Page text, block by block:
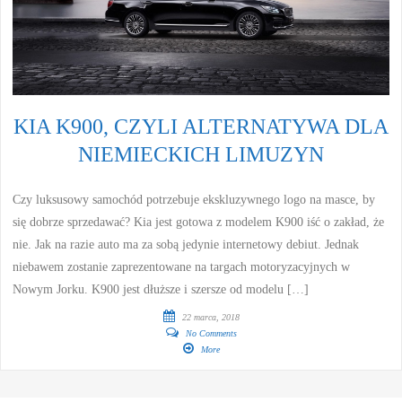
KIA K900, CZYLI ALTERNATYWA DLA
NIEMIECKICH LIMUZYN
Czy luksusowy samochód potrzebuje ekskluzywnego logo na masce, by
się dobrze sprzedawać? Kia jest gotowa z modelem K900 iść o zakład, że
nie. Jak na razie auto ma za sobą jedynie internetowy debiut. Jednak
niebawem zostanie zaprezentowane na targach motoryzacyjnych w
Nowym Jorku. K900 jest dłuższe i szersze od modelu […]
22 marca, 2018
No Comments
More